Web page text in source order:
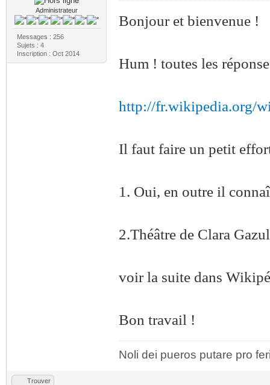
Administrateur
Messages : 256
Sujets : 4
Inscription : Oct 2014
Bonjour et bienvenue !
Hum ! toutes les
http://fr.wikipedia.org/
Il faut faire un petit
1. Oui, en outre il
2.Théâtre de Clara Gazul
voir la suite dans
Bon travail !
Noli dei pueros putare pro
Trouver